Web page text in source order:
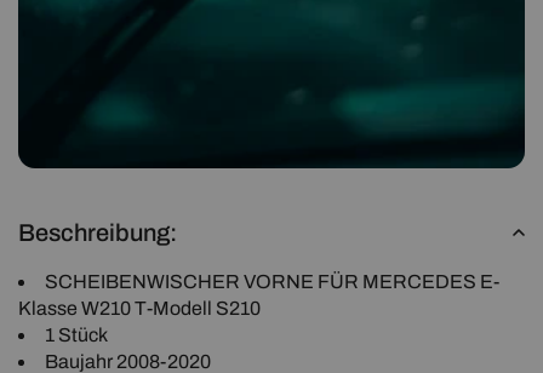
Beschreibung:
SCHEIBENWISCHER VORNE FÜR MERCEDES E-
Klasse W210 T-Modell S210
1 Stück
Baujahr 2008-2020